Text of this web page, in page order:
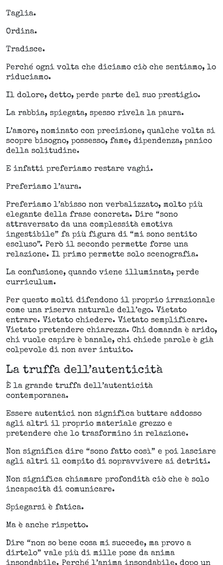
Taglia.
Ordina.
Tradisce.
Perché ogni volta che diciamo ciò che sentiamo, lo
riduciamo.
Il dolore, detto, perde parte del suo prestigio.
La rabbia, spiegata, spesso rivela la paura.
L’amore, nominato con precisione, qualche volta si
scopre bisogno, possesso, fame, dipendenza, panico
della solitudine.
E infatti preferiamo restare vaghi.
Preferiamo l’aura.
Preferiamo l’abisso non verbalizzato, molto più
elegante della frase concreta. Dire “sono
attraversato da una complessità emotiva
ingestibile” fa più figura di “mi sono sentito
escluso”. Però il secondo permette forse una
relazione. Il primo permette solo scenografia.
La confusione, quando viene illuminata, perde
curriculum.
Per questo molti difendono il proprio irrazionale
come una riserva naturale dell’ego. Vietato
entrare. Vietato chiedere. Vietato semplificare.
Vietato pretendere chiarezza. Chi domanda è arido,
chi vuole capire è banale, chi chiede parole è già
colpevole di non aver intuito.
La truffa dell’autenticità
È la grande truffa dell’autenticità
contemporanea.
Essere autentici non significa buttare addosso
agli altri il proprio materiale grezzo e
pretendere che lo trasformino in relazione.
Non significa dire “sono fatto così” e poi lasciare
agli altri il compito di sopravvivere ai detriti.
Non significa chiamare profondità ciò che è solo
incapacità di comunicare.
Spiegarsi è fatica.
Ma è anche rispetto.
Dire “non so bene cosa mi succede, ma provo a
dirtelo” vale più di mille pose da anima